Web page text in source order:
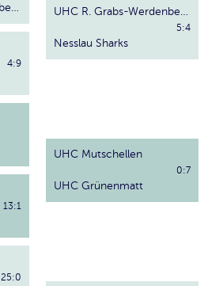
UHC R. Grabs-Werdenberg
4:9
13:1
25:0
UHC R. Grabs-Werdenberg
Nesslau Sharks
5:4
UHC Mutschellen
UHC Grünenmatt
0:7